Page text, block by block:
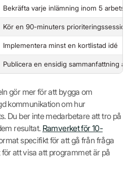
Bekräfta varje inlämning inom 5
Kör en 90-minuters prioriteringssession
Implementera minst en kortlistad idé
Publicera en ensidig sammanfattning av
gör mer för att bygga om
kommunikation om hur
Du ber inte medarbetare att tro på
resultat. Ramverket för 10-
specifikt för att gå från fråga
att visa att programmet är på